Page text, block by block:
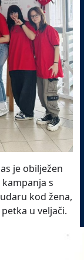
je obilježen
s
kod žena,
u veljači.